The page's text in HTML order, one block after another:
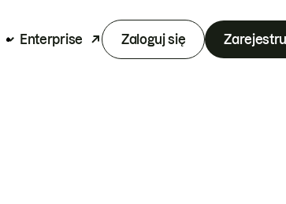
Enterprise Zaloguj się